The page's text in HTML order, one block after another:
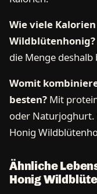
Wie viele
Wildblütenhonig?
die Menge deshalb
Womit
besten? Mit
oder Naturjoghurt.
Honig
Ähnliche
Honig